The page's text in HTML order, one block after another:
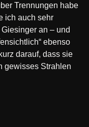
Trennungen habe
ich auch sehr
an – und
ebenso
darauf, dass sie
gewisses Strahlen